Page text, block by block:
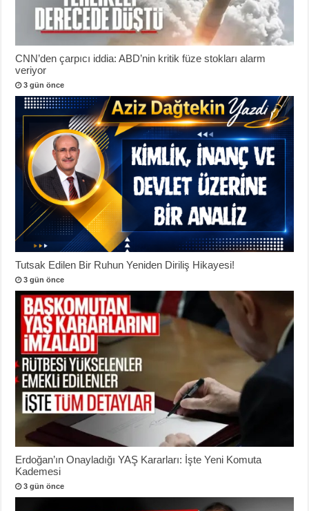
CNN’den çarpıcı iddia: ABD’nin kritik füze stokları alarm
veriyor
3 gün önce
Tutsak Edilen Bir Ruhun Yeniden Diriliş Hikayesi!
3 gün önce
Erdoğan’ın Onayladığı YAŞ Kararları: İşte Yeni Komuta
Kademesi
3 gün önce